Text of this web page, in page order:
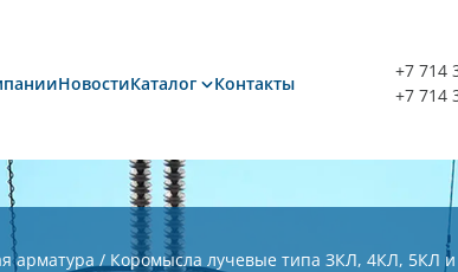
НовостиКаталог Контакты
+7 714
+7 714
арматура / Коромысла лучевые типа ЗКЛ, 4КЛ, 5КЛ